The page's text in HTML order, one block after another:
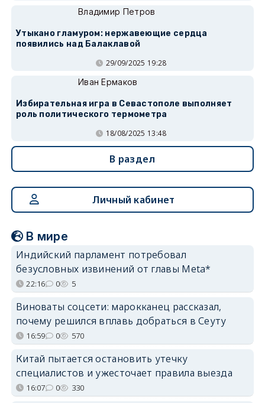
Владимир Петров
Утыкано гламуром: нержавеющие сердца
появились над Балаклавой
29/09/2025 19:28
Иван Ермаков
Избирательная игра в Севастополе выполняет
роль политического термометра
18/08/2025 13:48
В раздел
Личный кабинет
В мире
Индийский парламент потребовал
безусловных извинений от главы Meta*
22:16 0 5
Виноваты соцсети: марокканец рассказал,
почему решился вплавь добраться в Сеуту
16:59 0 570
Китай пытается остановить утечку
специалистов и ужесточает правила выезда
16:07 0 330